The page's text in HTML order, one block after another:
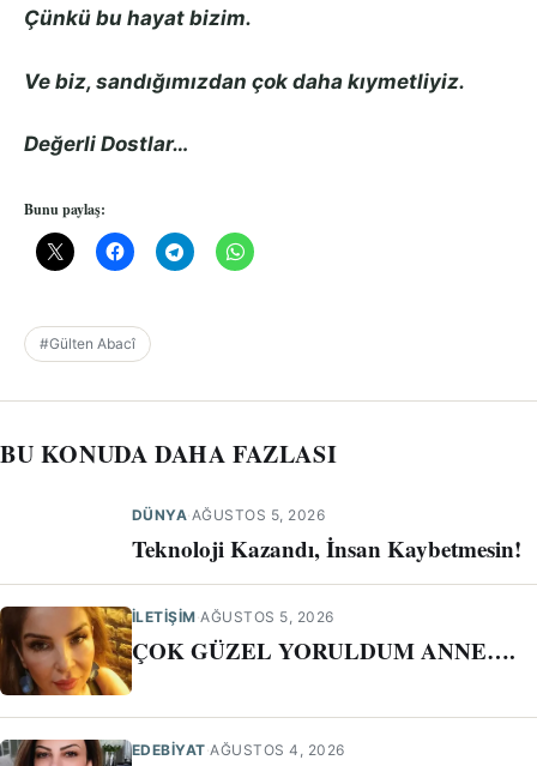
Çünkü bu hayat bizim.
Ve biz, sandığımızdan çok daha kıymetliyiz.
Değerli Dostlar…
Bunu paylaş:
#Gülten Abacî
BU KONUDA DAHA FAZLASI
DÜNYA·AĞUSTOS 5, 2026
Teknoloji Kazandı, İnsan Kaybetmesin!
İLETIŞIM·AĞUSTOS 5, 2026
ÇOK GÜZEL YORULDUM ANNE….
EDEBİYAT·AĞUSTOS 4, 2026